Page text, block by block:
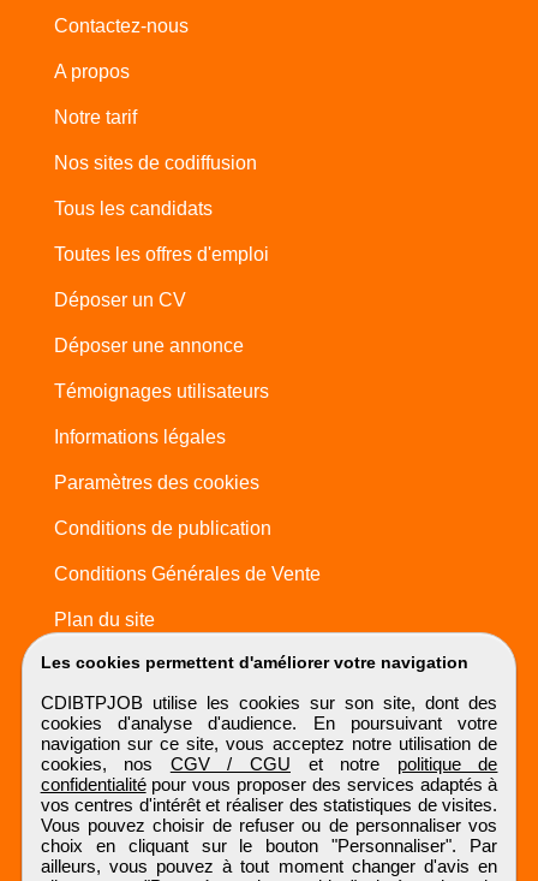
Les cookies permettent d'améliorer votre navigation
CDIBTPJOB utilise les cookies sur son site, dont des
cookies d'analyse d'audience. En poursuivant votre
navigation sur ce site, vous acceptez notre utilisation de
cookies, nos CGV / CGU et notre politique de
confidentialitépour vous proposer des services adaptés à
vos centres d'intérêt et réaliser des statistiques de visites.
Vous pouvez choisir de refuser ou de personnaliser vos
choix en cliquant sur le bouton "Personnaliser". Par
ailleurs, vous pouvez à tout moment changer d'avis en
Contactez-nous
A propos
Notre tarif
Nos sites de codiffusion
Tous les candidats
Toutes les offres d'emploi
Déposer un CV
Déposer une annonce
Témoignages utilisateurs
Informations légales
Paramètres des cookies
Conditions de publication
Conditions Générales de Vente
Plan du site